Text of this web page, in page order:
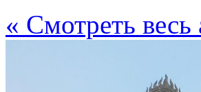
« Cмотреть